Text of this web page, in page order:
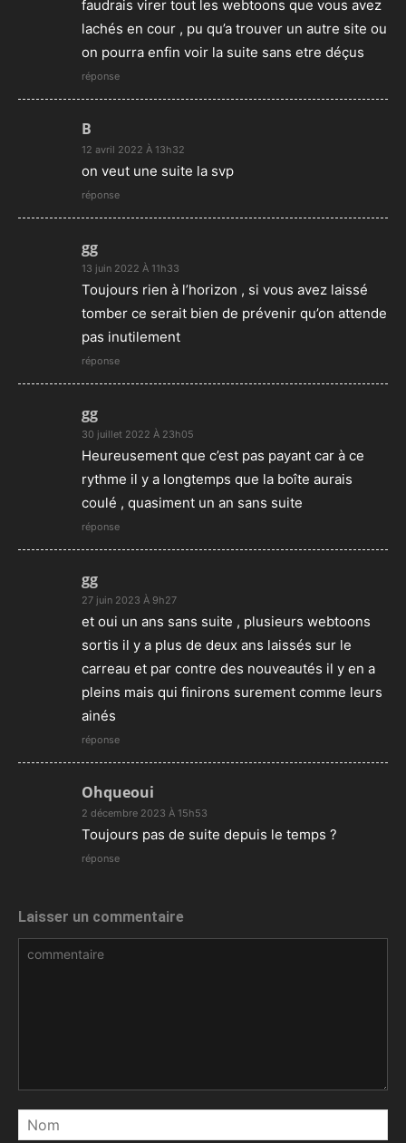
faudrais virer tout les webtoons que vous avez
lachés en cour , pu qu’a trouver un autre site ou
on pourra enfin voir la suite sans etre déçus
réponse
B
12 avril 2022 À 13h32
on veut une suite la svp
réponse
gg
13 juin 2022 À 11h33
Toujours rien à l’horizon , si vous avez laissé
tomber ce serait bien de prévenir qu’on attende
pas inutilement
réponse
gg
30 juillet 2022 À 23h05
Heureusement que c’est pas payant car à ce
rythme il y a longtemps que la boîte aurais
coulé , quasiment un an sans suite
réponse
gg
27 juin 2023 À 9h27
et oui un ans sans suite , plusieurs webtoons
sortis il y a plus de deux ans laissés sur le
carreau et par contre des nouveautés il y en a
pleins mais qui finirons surement comme leurs
ainés
réponse
Ohqueoui
2 décembre 2023 À 15h53
Toujours pas de suite depuis le temps ?
réponse
Laisser un commentaire